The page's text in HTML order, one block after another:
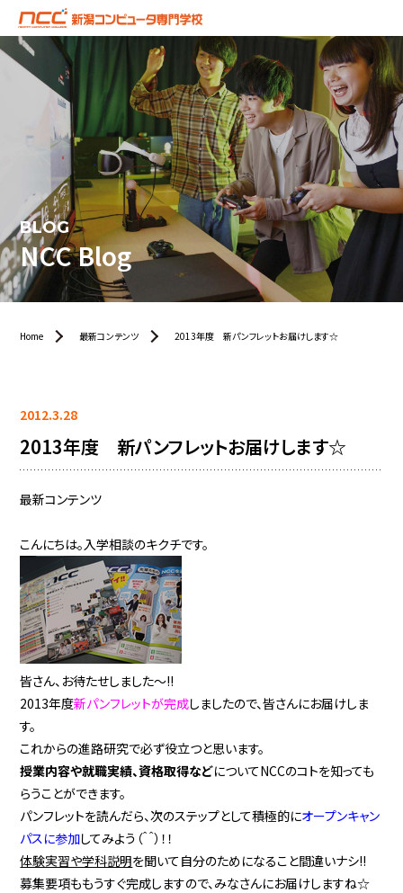
BLOG
NCC Blog
Home 最新コンテンツ 2013年度 新パンフレットお届けします☆
2012.3.28
2013年度 新パンフレットお届けします☆
最新コンテンツ
こんにちは。入学相談のキクチです。
皆さん、お待たせしました～!!
2013年度新パンフレットが完成しましたので、皆さんにお届けしま
す。
これからの進路研究で必ず役立つと思います。
授業内容や就職実績、資格取得などについてNCCのコトを知っても
らうことができます。
パンフレットを読んだら、次のステップとして積極的にオープンキャン
パスに参加してみよう（＾＾）！！
体験実習や学科説明を聞いて自分のためになること間違いナシ!!
募集要項ももうすぐ完成しますので、みなさんにお届けしますね☆